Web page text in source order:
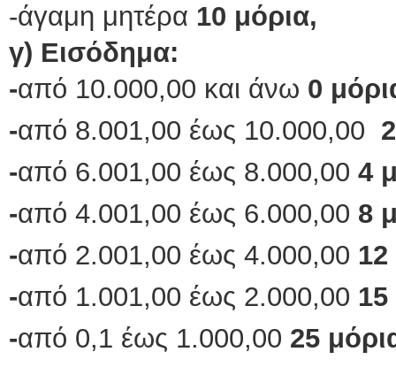
-άγαμη μητέρα 10 μόρια,
γ) Εισόδημα:
-από 10.000,00 και άνω 0
-από 8.001,00 έως 10.000,00
-από 6.001,00 έως 8.000,00 4
-από 4.001,00 έως 6.000,00 8
-από 2.001,00 έως 4.000,00 12
-από 1.001,00 έως 2.000,00 15
-από 0,1 έως 1.000,00 25